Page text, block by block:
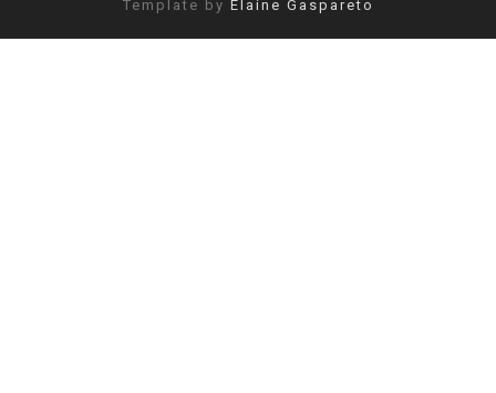
Template by Elaine Gaspareto